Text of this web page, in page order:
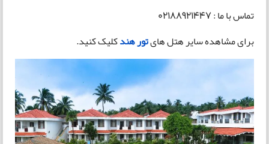
تماس با ما : 02188921447
برای مشاهده سایر هتل هایتور هندکلیک کنید.